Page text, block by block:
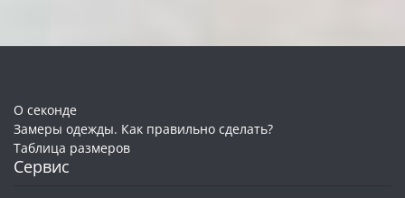
О секонде
Замеры одежды. Как правильно сделать?
Таблица размеров
Сервис